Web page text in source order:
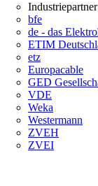
Industriepartner
bfe
de - das
ETIM
etz
Europacable
GED
VDE
Weka
Westermann
ZVEH
ZVEI